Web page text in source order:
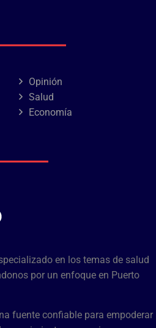
Opinión
Salud
Economía
en los temas de salud
por un enfoque en Puerto
fuente confiable para empoderar